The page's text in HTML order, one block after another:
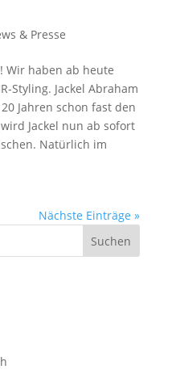
& Presse
Wir haben ab heute
Styling. Jackel Abraham
Jahren schon fast den
Jackel nun ab sofort
Natürlich im
Nächste Einträge »